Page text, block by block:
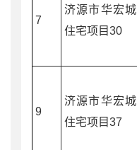
7
济源市华宏城
住宅项目30
9
济源市华宏城
住宅项目37